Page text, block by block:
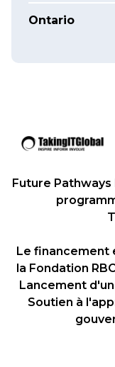
Ontario
Future
Le financement
la Fondation
Lancement
Soutien à